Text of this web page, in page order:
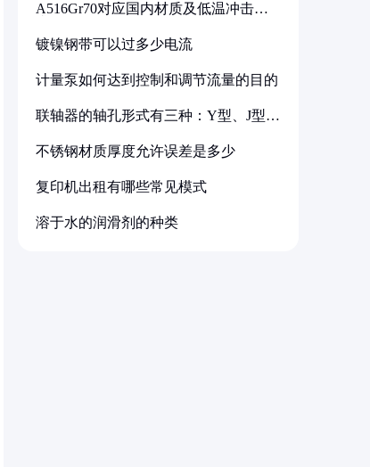
A516Gr70对应国内材质及低温冲击要
镀镍钢带可以过多少电流
计量泵如何达到控制和调节流量的目的
联轴器的轴孔形式有三种：Y型、J型、
不锈钢材质厚度允许误差是多少
复印机出租有哪些常见模式
溶于水的润滑剂的种类